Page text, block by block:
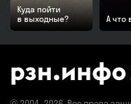
Куда пойти
в выходные?
А что